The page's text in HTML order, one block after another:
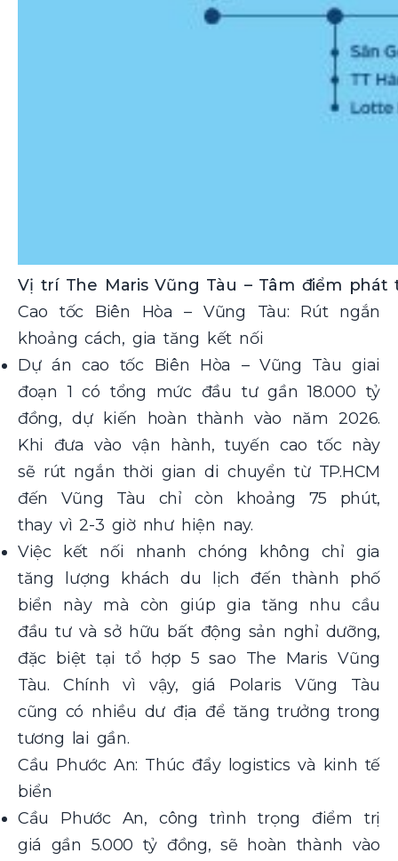
Vị trí The Maris Vũng Tàu – Tâm điểm
Cao tốc Biên Hòa – Vũng Tàu: Rút ngắn
khoảng cách, gia tăng kết nối
Dự án cao tốc Biên Hòa – Vũng Tàu giai
đoạn 1 có tổng mức đầu tư gần 18.000 tỷ
đồng, dự kiến hoàn thành vào năm 2026.
Khi đưa vào vận hành, tuyến cao tốc này
sẽ rút ngắn thời gian di chuyển từ TP.HCM
đến Vũng Tàu chỉ còn khoảng 75 phút,
thay vì 2-3 giờ như hiện nay.
Việc kết nối nhanh chóng không chỉ gia
tăng lượng khách du lịch đến thành phố
biển này mà còn giúp gia tăng nhu cầu
đầu tư và sở hữu bất động sản nghỉ dưỡng,
đặc biệt tại tổ hợp 5 sao The Maris Vũng
Tàu. Chính vì vậy, giá Polaris Vũng Tàu
cũng có nhiều dư địa để tăng trưởng trong
tương lai gần.
Cầu Phước An: Thúc đẩy logistics và kinh tế
biển
Cầu Phước An, công trình trọng điểm trị
giá gần 5.000 tỷ đồng, sẽ hoàn thành vào